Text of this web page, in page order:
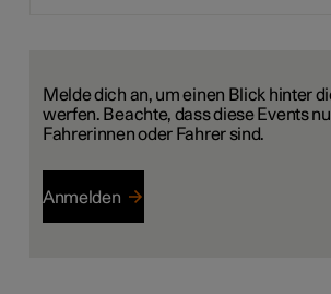
Melde dich an, um einen Blick hinter
werfen. Beachte, dass diese Events
Fahrerinnen oder Fahrer sind.
Anmelden